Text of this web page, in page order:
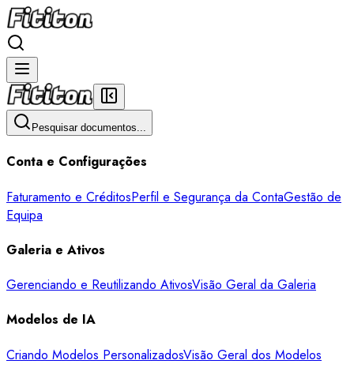
Pesquisar documentos...
Conta e Configurações
Faturamento e CréditosPerfil e Segurança da ContaGestão de
Equipa
Galeria e Ativos
Gerenciando e Reutilizando AtivosVisão Geral da Galeria
Modelos de IA
Criando Modelos PersonalizadosVisão Geral dos Modelos